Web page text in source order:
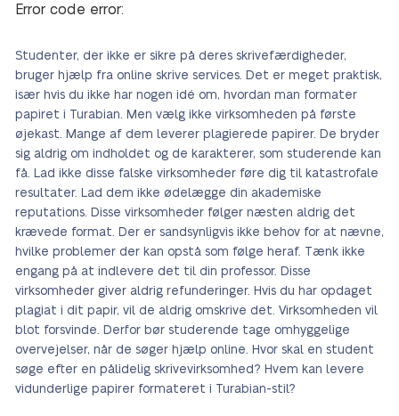
Error code error:
Studenter, der ikke er sikre på deres skrivefærdigheder,
bruger hjælp fra online skrive services. Det er meget praktisk,
især hvis du ikke har nogen idé om, hvordan man formater
papiret i Turabian. Men vælg ikke virksomheden på første
øjekast. Mange af dem leverer plagierede papirer. De bryder
sig aldrig om indholdet og de karakterer, som studerende kan
få. Lad ikke disse falske virksomheder føre dig til katastrofale
resultater. Lad dem ikke ødelægge din akademiske
reputations. Disse virksomheder følger næsten aldrig det
krævede format. Der er sandsynligvis ikke behov for at nævne,
hvilke problemer der kan opstå som følge heraf. Tænk ikke
engang på at indlevere det til din professor. Disse
virksomheder giver aldrig refunderinger. Hvis du har opdaget
plagiat i dit papir, vil de aldrig omskrive det. Virksomheden vil
blot forsvinde. Derfor bør studerende tage omhyggelige
overvejelser, når de søger hjælp online. Hvor skal en student
søge efter en pålidelig skrivevirksomhed? Hvem kan levere
vidunderlige papirer formateret i Turabian-stil?